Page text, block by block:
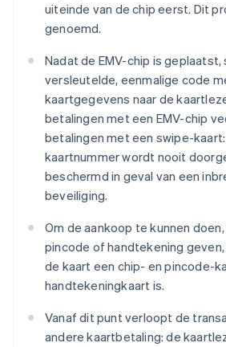
uiteinde van de chip eerst. Dit
genoemd.
Nadat de EMV-chip is
versleutelde, eenmalige code
kaartgegevens naar de
betalingen met een EMV-chip
betalingen met een swipe-
kaartnummer wordt nooit
beschermd in geval van een
beveiliging.
Om de aankoop te kunnen
pincode of handtekening
de kaart een chip- en pincode-
handtekeningkaart is.
Vanaf dit punt verloopt de
andere kaartbetaling: de